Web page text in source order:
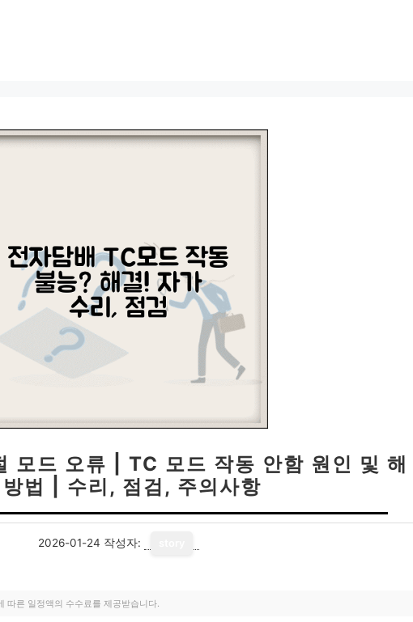
모드 오류 | TC 모드 작동 안함 원인 및 해
방법 | 수리, 점검, 주의사항
2026-01-24 작성자:
따른 일정액의 수수료를 제공받습니다.